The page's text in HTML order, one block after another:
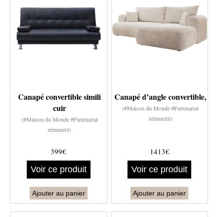
Canapé convertible simili
cuir
(#Maison du Monde #Partenariat
rémunéré)
399€
Voir ce produit
Ajouter au panier
Canapé d’angle convertible,
(#Maison du Monde #Partenariat
rémunéré)
1413€
Voir ce produit
Ajouter au panier